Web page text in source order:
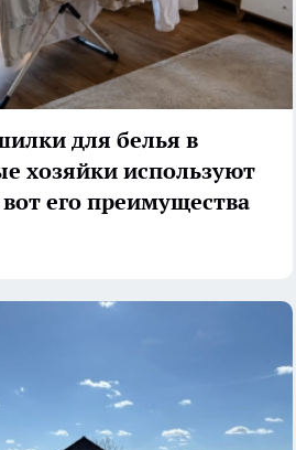
для белья в
хозяйки используют
его преимущества